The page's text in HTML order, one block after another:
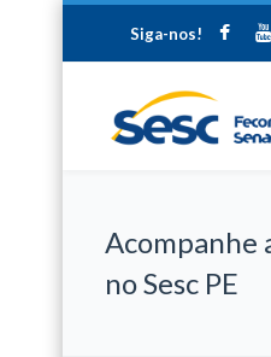
Siga-nos!
Acompanhe
no Sesc PE